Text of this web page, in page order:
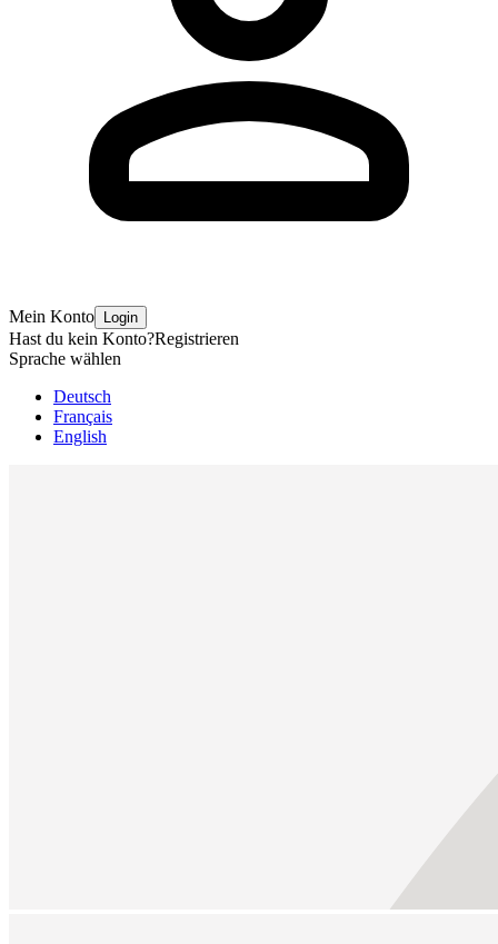
Mein Konto Login
Hast du kein Konto?Registrieren
Sprache wählen
Deutsch
Français
English